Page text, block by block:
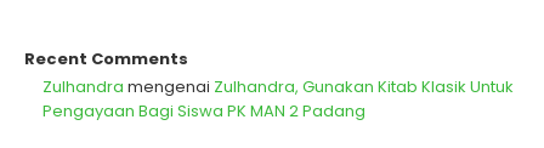
Recent Comments
Zulhandra mengenai Zulhandra, Gunakan Kitab Klasik Untuk
Pengayaan Bagi Siswa PK MAN 2 Padang